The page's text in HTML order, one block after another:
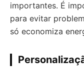
importantes. É
para evitar
só economiza